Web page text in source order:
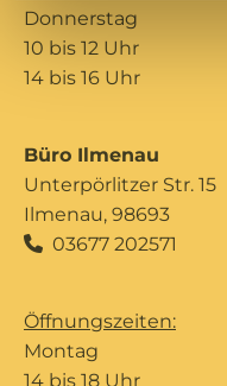
Donnerstag
10 bis 12 Uhr
14 bis 16 Uhr
Büro Ilmenau
Unterpörlitzer Str. 15
Ilmenau, 98693
 03677 202571
Öffnungszeiten:
Montag
14 bis 18 Uhr